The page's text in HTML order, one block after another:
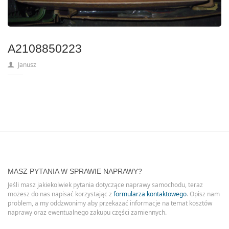
A2108850223
Janusz
MASZ PYTANIA W SPRAWIE NAPRAWY?
Jeśli masz jakiekolwiek pytania dotyczące naprawy samochodu, teraz
możesz do nas napisać korzystając z formularza kontaktowego. Opisz nam
problem, a my oddzwonimy aby przekazać informacje na temat kosztów
naprawy oraz ewentualnego zakupu części zamiennych.